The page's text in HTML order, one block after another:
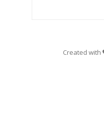
Created with